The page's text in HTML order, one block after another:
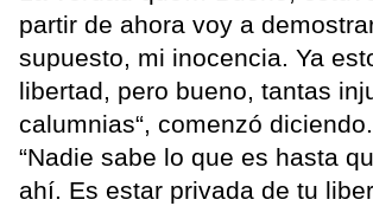
partir de ahora voy a
supuesto, mi inocencia. Ya
libertad, pero bueno, tantas
calumnias“, comenzó diciendo.
“Nadie sabe lo que es hasta
ahí. Es estar privada de tu